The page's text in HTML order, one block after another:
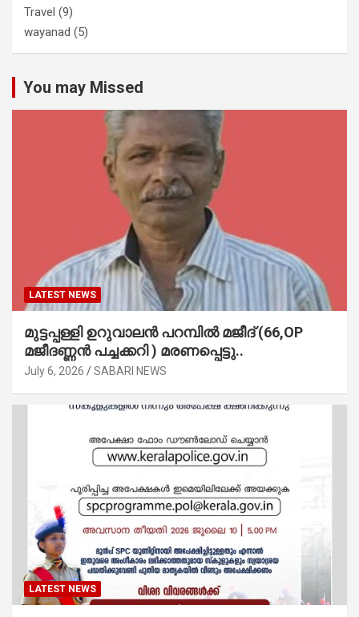
Travel (9)
wayanad (5)
You may Missed
LATEST NEWS
മുട്ടപ്പള്ളി ഉറുവാലൻ പറമ്പിൽ മജീദ് (66,OP
മജീദണ്ണൻ പച്ചക്കറി ) മരണപ്പെട്ടു..
July 6, 2026 SABARI NEWS
LATEST NEWS